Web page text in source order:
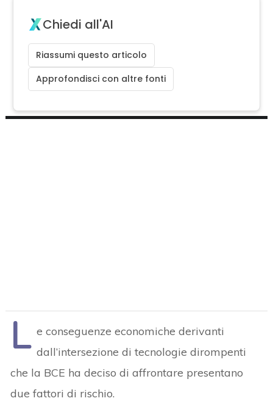
Chiedi all'AI
Riassumi questo articolo
Approfondisci con altre fonti
L e conseguenze economiche derivanti
dall’intersezione di tecnologie dirompenti
che la BCE ha deciso di affrontare presentano
due fattori di rischio.